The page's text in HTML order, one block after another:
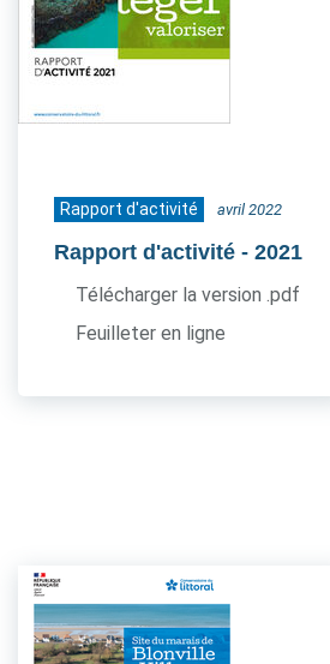
Rapport d'activité avril 2022
Rapport d'activité - 2021
Télécharger la version .pdf
Feuilleter en ligne